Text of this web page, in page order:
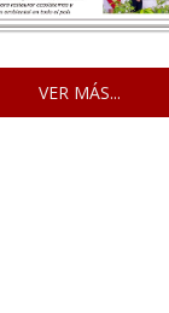
VER MÁS...